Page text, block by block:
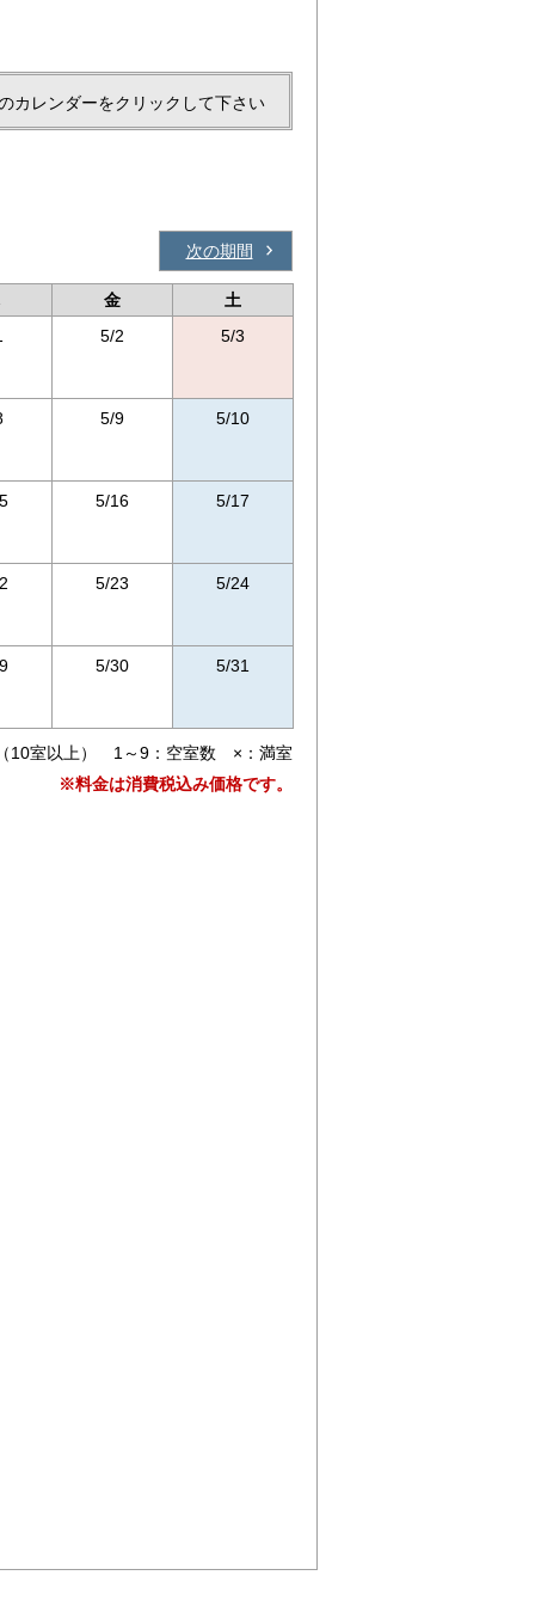
カレンダーをクリックして下さい
次の期間
金
土
5/2 5/3
5/9 5/10
5/16 5/17
5/23 5/24
5/30 5/31
10室以上） 1～9：空室数 ×：満室
※料金は消費税込み価格です。